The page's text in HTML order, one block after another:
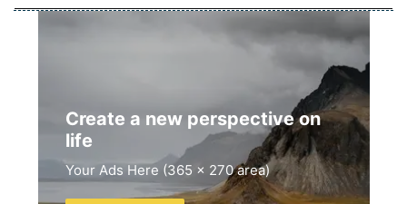
Create a new perspective on
life
Your Ads Here (365 x 270 area)